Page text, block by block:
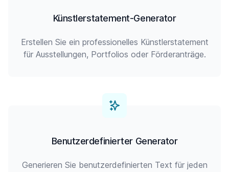
Künstlerstatement-Generator
Erstellen Sie ein professionelles Künstlerstatement
für Ausstellungen, Portfolios oder Förderanträge.
Benutzerdefinierter Generator
Generieren Sie benutzerdefinierten Text für jeden